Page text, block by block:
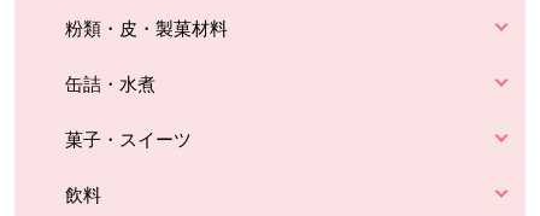
粉類・皮・製菓材料
缶詰・水煮
菓子・スイーツ
飲料